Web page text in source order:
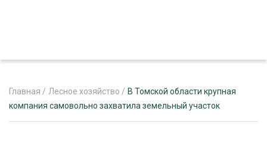
Главная / Лесное хозяйство / В Томской области крупная
компания самовольно захватила земельный участок